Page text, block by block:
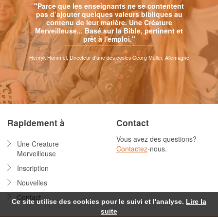
"Parce que les enseignants ne se contentent
pas d’ajouter quelques valeurs bibliques au
contenu de leur matière. Une Créature
Merveilleuse... Basé sur la Bible, pertinent et
prêt à l'emploi."
Henryk Hommel, Directeur d'une des écoles Georg Müller, Allemagne
Rapidement à
Une Creature
Merveilleuse
Inscription
Nouvelles
Contact
Contact
Vous avez des questions?
Contactez-nous.
Ce site utilise des cookies pour le suivi et l'analyse. Lire la
suite